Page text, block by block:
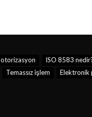
otorizasyon ISO 8583
Temassız işlem
Elektronik